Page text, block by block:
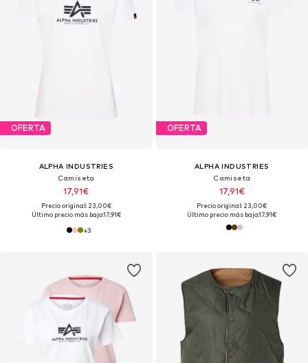
OFERTA
ALPHA INDUSTRIES
Camiseta
17,91€
Precio original: 23,00€
Último precio más bajo:17,91€
+3
OFERTA
ALPHA INDUSTRIES
Camiseta
17,91€
Precio original: 23,00€
Último precio más bajo:17,91€